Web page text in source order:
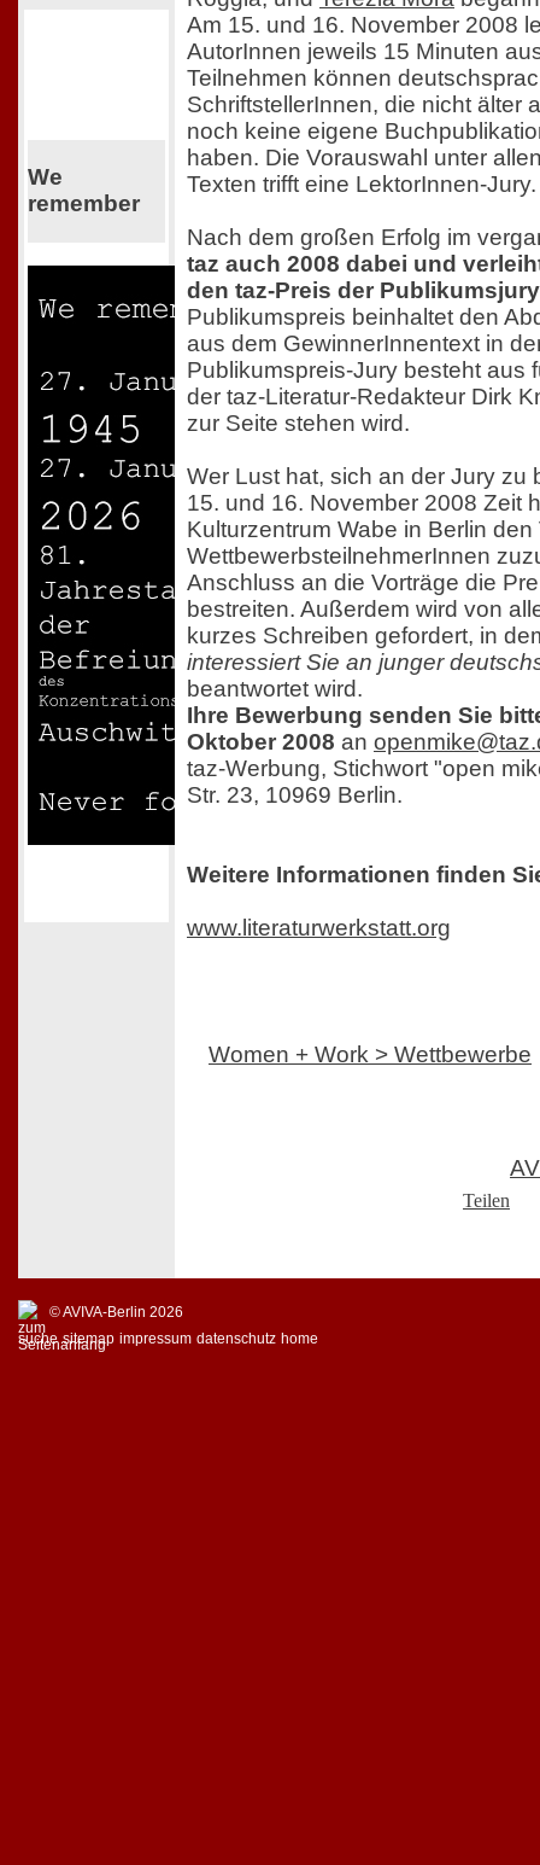
We
remember
Am 15. und 16. November 2008
AutorInnen jeweils 15 Minuten
Teilnehmen können
SchriftstellerInnen, die nicht älter
noch keine eigene
haben. Die Vorauswahl unter
Texten trifft eine LektorInnen-Jury.
Nach dem großen Erfolg im
taz auch 2008 dabei und
den taz-Preis der Publikumsjury
Publikumspreis beinhaltet den
aus dem GewinnerInnentext in
Publikumspreis-Jury besteht aus
der taz-Literatur-Redakteur Dirk
zur Seite stehen wird.
Wer Lust hat, sich an der Jury zu
15. und 16. November 2008 Zeit
Kulturzentrum Wabe in Berlin
WettbewerbsteilnehmerInnen
Anschluss an die Vorträge die
bestreiten. Außerdem wird von
kurzes Schreiben gefordert, in
interessiert Sie an junger
beantwortet wird.
Ihre Bewerbung senden Sie
Oktober 2008 an
taz-Werbung, Stichwort "open
Str. 23, 10969 Berlin.
Weitere Informationen finden
www.literaturwerkstatt.org
Women + Work > Wettbewerbe
Teilen
© AVIVA-Berlin 2026
suche sitemap impressum datenschutz home